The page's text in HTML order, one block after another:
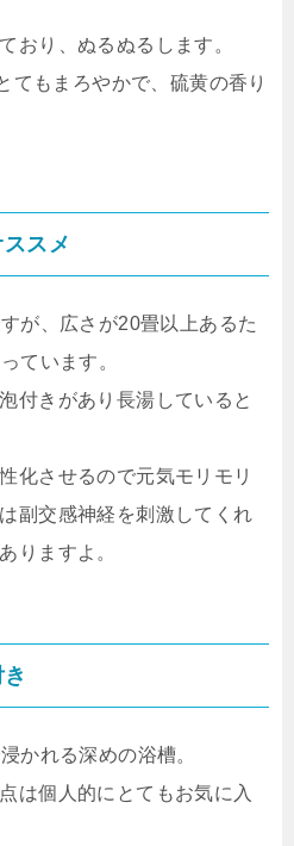
おり、ぬるぬるします。
てもまろやかで、硫黄の香り
スメ
が、広さが20畳以上あるた
ています。
付きがあり長湯していると
化させるので元気モリモリ
副交感神経を刺激してくれ
りますよ。
かれる深めの浴槽。
は個人的にとてもお気に入